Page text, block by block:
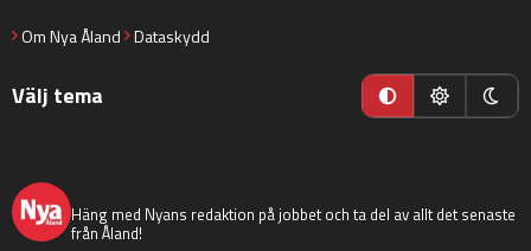
Om Nya Åland Dataskydd
Välj tema
Häng med Nyans redaktion på jobbet och ta del av allt det senaste
från Åland!